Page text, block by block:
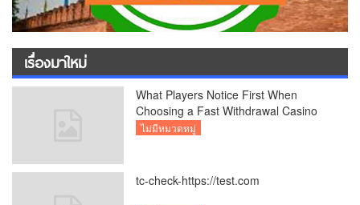
เรื่องมาใหม่
What Players Notice First When
Choosing a Fast Withdrawal Casino
UK
ไม่มีหมวดหมู่
tc-check-https://test.com